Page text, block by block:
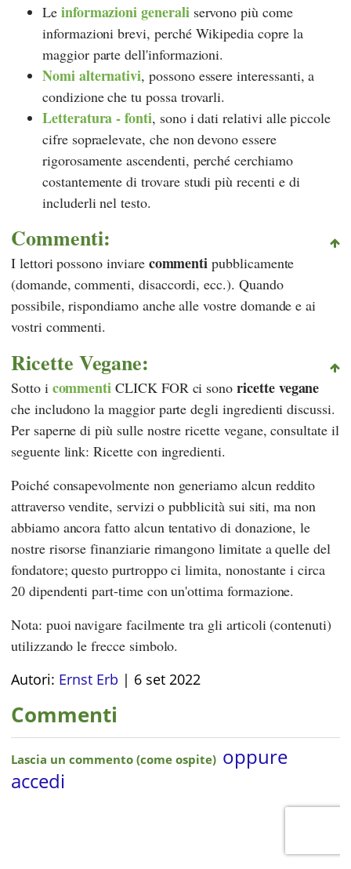
Le informazioni generali servono più come
informazioni brevi, perché Wikipedia copre la
maggior parte dell'informazioni.
Nomi alternativi, possono essere interessanti, a
condizione che tu possa trovarli.
Letteratura - fonti, sono i dati relativi alle piccole
cifre sopraelevate, che non devono essere
rigorosamente ascendenti, perché cerchiamo
costantemente di trovare studi più recenti e di
includerli nel testo.
Commenti:
I lettori possono inviare commentipubblicamente
(domande, commenti, disaccordi, ecc.). Quando
possibile, rispondiamo anche alle vostre domande e ai
vostri commenti.
Ricette Vegane:
Sotto i commentiCLICK FOR ci sonoricette vegane
che includono la maggior parte degli ingredienti discussi.
Per saperne di più sulle nostre ricette vegane, consultate il
seguente link: Ricette con ingredienti.
Poiché consapevolmente non generiamo alcun reddito
attraverso vendite, servizi o pubblicità sui siti, ma non
abbiamo ancora fatto alcun tentativo di donazione, le
nostre risorse finanziarie rimangono limitate a quelle del
fondatore; questo purtroppo ci limita, nonostante i circa
20 dipendenti part-time con un'ottima formazione.
Nota: puoi navigare facilmente tra gli articoli (contenuti)
utilizzando le frecce simbolo.
Autori: Ernst Erb | 6 set 2022
Commenti